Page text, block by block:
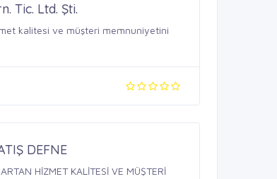
Tic. Ltd. Şti.
kalitesi ve müşteri memnuniyetini
DEFNE
HİZMET KALİTESİ VE MÜŞTERİ